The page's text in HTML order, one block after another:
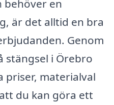
behöver en
är det alltid en bra
Genom
stängsel i Örebro
priser, materialval
du kan göra ett